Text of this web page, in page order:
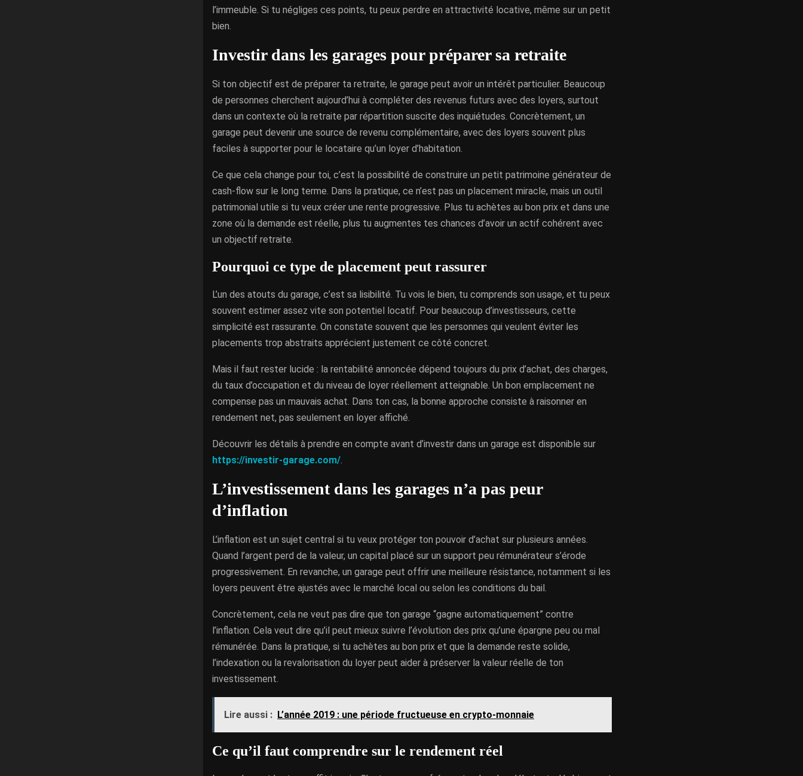
l’immeuble. Si tu négliges ces points, tu peux perdre en attractivité locative, même sur un petit
bien.
Investir dans les garages pour préparer sa retraite
Si ton objectif est de préparer ta retraite, le garage peut avoir un intérêt particulier. Beaucoup
de personnes cherchent aujourd’hui à compléter des revenus futurs avec des loyers, surtout
dans un contexte où la retraite par répartition suscite des inquiétudes. Concrètement, un
garage peut devenir une source de revenu complémentaire, avec des loyers souvent plus
faciles à supporter pour le locataire qu’un loyer d’habitation.
Ce que cela change pour toi, c’est la possibilité de construire un petit patrimoine générateur de
cash-flow sur le long terme. Dans la pratique, ce n’est pas un placement miracle, mais un outil
patrimonial utile si tu veux créer une rente progressive. Plus tu achètes au bon prix et dans une
zone où la demande est réelle, plus tu augmentes tes chances d’avoir un actif cohérent avec
un objectif retraite.
Pourquoi ce type de placement peut rassurer
L’un des atouts du garage, c’est sa lisibilité. Tu vois le bien, tu comprends son usage, et tu peux
souvent estimer assez vite son potentiel locatif. Pour beaucoup d’investisseurs, cette
simplicité est rassurante. On constate souvent que les personnes qui veulent éviter les
placements trop abstraits apprécient justement ce côté concret.
Mais il faut rester lucide : la rentabilité annoncée dépend toujours du prix d’achat, des charges,
du taux d’occupation et du niveau de loyer réellement atteignable. Un bon emplacement ne
compense pas un mauvais achat. Dans ton cas, la bonne approche consiste à raisonner en
rendement net, pas seulement en loyer affiché.
Découvrir les détails à prendre en compte avant d’investir dans un garage est disponible sur
https://investir-garage.com/.
L’investissement dans les garages n’a pas peur
d’inflation
L’inflation est un sujet central si tu veux protéger ton pouvoir d’achat sur plusieurs années.
Quand l’argent perd de la valeur, un capital placé sur un support peu rémunérateur s’érode
progressivement. En revanche, un garage peut offrir une meilleure résistance, notamment si les
loyers peuvent être ajustés avec le marché local ou selon les conditions du bail.
Concrètement, cela ne veut pas dire que ton garage “gagne automatiquement” contre
l’inflation. Cela veut dire qu’il peut mieux suivre l’évolution des prix qu’une épargne peu ou mal
rémunérée. Dans la pratique, si tu achètes au bon prix et que la demande reste solide,
l’indexation ou la revalorisation du loyer peut aider à préserver la valeur réelle de ton
investissement.
Lire aussi : L’année 2019 : une période fructueuse en crypto-monnaie
Ce qu’il faut comprendre sur le rendement réel